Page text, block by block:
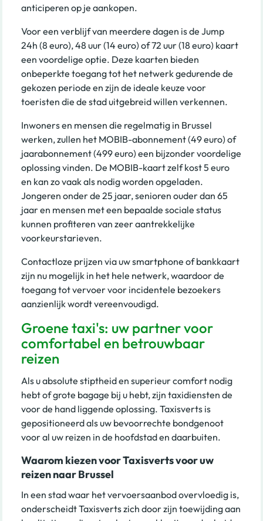
anticiperen op je aankopen.
Voor een verblijf van meerdere dagen is de Jump
24h (8 euro), 48 uur (14 euro) of 72 uur (18 euro) kaart
een voordelige optie. Deze kaarten bieden
onbeperkte toegang tot het netwerk gedurende de
gekozen periode en zijn de ideale keuze voor
toeristen die de stad uitgebreid willen verkennen.
Inwoners en mensen die regelmatig in Brussel
werken, zullen het MOBIB-abonnement (49 euro) of
jaarabonnement (499 euro) een bijzonder voordelige
oplossing vinden. De MOBIB-kaart zelf kost 5 euro
en kan zo vaak als nodig worden opgeladen.
Jongeren onder de 25 jaar, senioren ouder dan 65
jaar en mensen met een bepaalde sociale status
kunnen profiteren van zeer aantrekkelijke
voorkeurstarieven.
Contactloze prijzen via uw smartphone of bankkaart
zijn nu mogelijk in het hele netwerk, waardoor de
toegang tot vervoer voor incidentele bezoekers
aanzienlijk wordt vereenvoudigd.
Groene taxi's: uw partner voor
comfortabel en betrouwbaar
reizen
Als u absolute stiptheid en superieur comfort nodig
hebt of grote bagage bij u hebt, zijn taxidiensten de
voor de hand liggende oplossing. Taxisverts is
gepositioneerd als uw bevoorrechte bondgenoot
voor al uw reizen in de hoofdstad en daarbuiten.
Waarom kiezen voor Taxisverts voor uw
reizen naar Brussel
In een stad waar het vervoersaanbod overvloedig is,
onderscheidt Taxisverts zich door zijn toewijding aan